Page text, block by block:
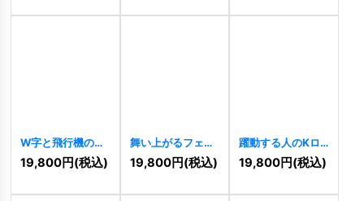
W字と飛行機のグ
ローバルとトラベ
ルロゴ [ 11090]
19,800円(税込)
舞い上がるフェニ
ックスの輝く円形
ロゴ 11068]
19,800円(税込)
躍動する人のKロ
ゴ 11061]
19,800円(税込)